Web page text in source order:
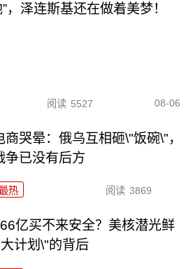
，泽连斯基还在做着美梦！
阅读 5527 08-06
商哭晕：俄乌互相砸\"饭碗\"，
争已没有后方
热 阅读 3869
亿买不来安全？美核潜光鲜
计划\"的背后